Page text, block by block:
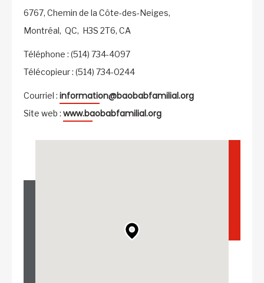
6767, Chemin de la Côte-des-Neiges,
Montréal, QC, H3S 2T6, CA
Téléphone : (514) 734-4097
Télécopieur : (514) 734-0244
Courriel : information@baobabfamilial.org
Site web : www.baobabfamilial.org